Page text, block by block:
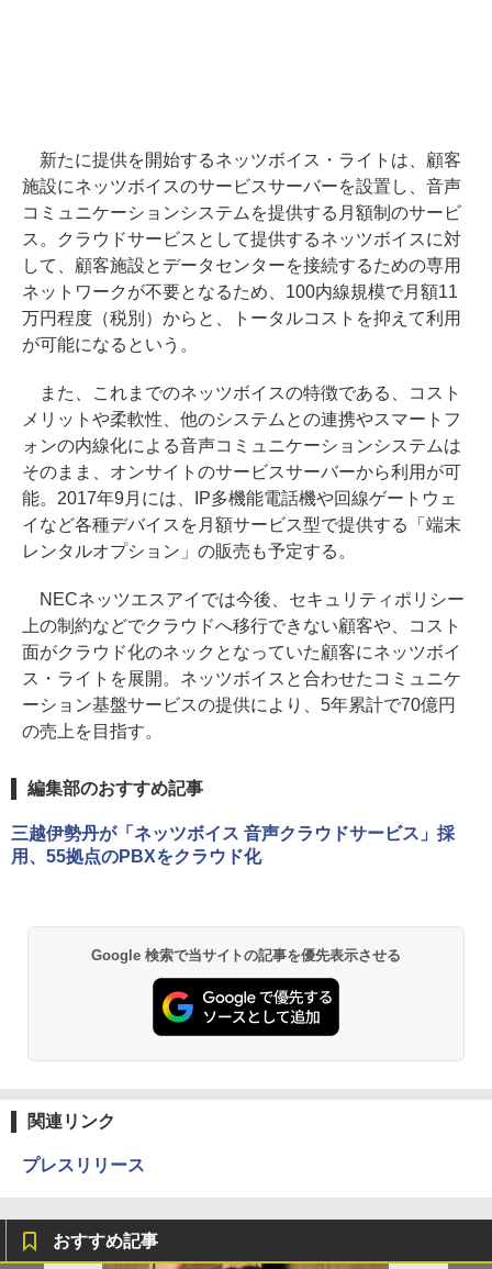
新たに提供を開始するネッツボイス・ライトは、顧客
施設にネッツボイスのサービスサーバーを設置し、音声
コミュニケーションシステムを提供する月額制のサービ
ス。クラウドサービスとして提供するネッツボイスに対
して、顧客施設とデータセンターを接続するための専用
ネットワークが不要となるため、100内線規模で月額11
万円程度（税別）からと、トータルコストを抑えて利用
が可能になるという。
また、これまでのネッツボイスの特徴である、コスト
メリットや柔軟性、他のシステムとの連携やスマートフ
ォンの内線化による音声コミュニケーションシステムは
そのまま、オンサイトのサービスサーバーから利用が可
能。2017年9月には、IP多機能電話機や回線ゲートウェ
イなど各種デバイスを月額サービス型で提供する「端末
レンタルオプション」の販売も予定する。
NECネッツエスアイでは今後、セキュリティポリシー
上の制約などでクラウドへ移行できない顧客や、コスト
面がクラウド化のネックとなっていた顧客にネッツボイ
ス・ライトを展開。ネッツボイスと合わせたコミュニケ
ーション基盤サービスの提供により、5年累計で70億円
の売上を目指す。
編集部のおすすめ記事
三越伊勢丹が「ネッツボイス 音声クラウドサービス」採
用、55拠点のPBXをクラウド化
Google 検索で当サイトの記事を優先表示させる
関連リンク
プレスリリース
おすすめ記事